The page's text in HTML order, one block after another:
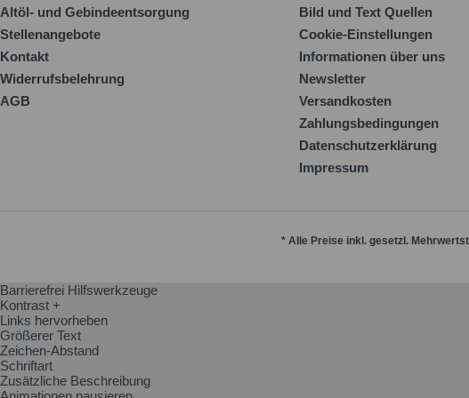
Altöl- und Gebindeentsorgung
Stellenangebote
Kontakt
Widerrufsbelehrung
AGB
Bild und Text Quellen
Cookie-Einstellungen
Informationen über uns
Newsletter
Versandkosten
Zahlungsbedingungen
Datenschutzerklärung
Impressum
* Alle Preise inkl. gesetzl.
Barrierefrei Hilfswerkzeuge
Kontrast +
Links hervorheben
Größerer Text
Zeichen-Abstand
Schriftart
Zusätzliche Beschreibung